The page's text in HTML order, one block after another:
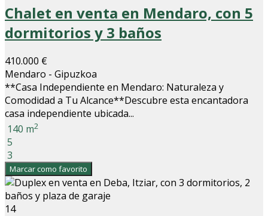
Chalet en venta en Mendaro, con 5
dormitorios y 3 baños
410.000 €
Mendaro - Gipuzkoa
**Casa Independiente en Mendaro: Naturaleza y
Comodidad a Tu Alcance**Descubre esta encantadora
casa independiente ubicada...
140 m2
5
3
Marcar como favorito
14